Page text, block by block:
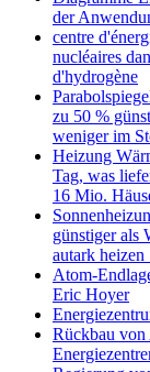
der
centre
nucléaires
d'hydrogène
zu 50 %
weniger im
Heizung
Tag, was
16 Mio.
günstiger als
autark
Atom-
Eric Hoyer
Rückbau